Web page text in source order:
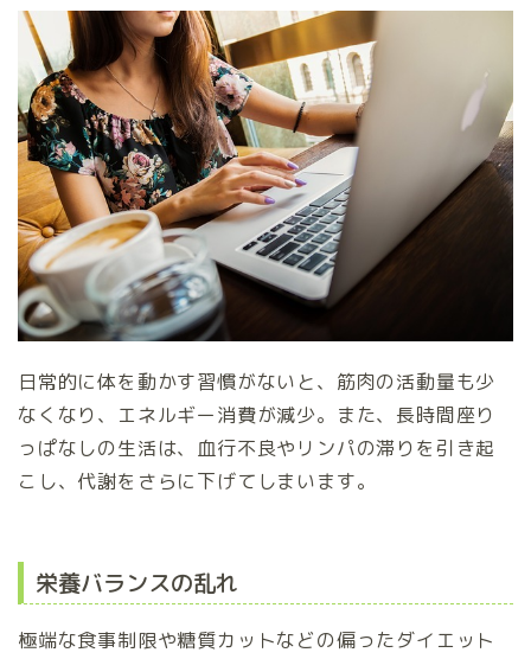
日常的に体を動かす習慣がないと、筋肉の活動量も少
なくなり、エネルギー消費が減少。また、長時間座り
っぱなしの生活は、血行不良やリンパの滞りを引き起
こし、代謝をさらに下げてしまいます。
栄養バランスの乱れ
極端な食事制限や糖質カットなどの偏ったダイエット